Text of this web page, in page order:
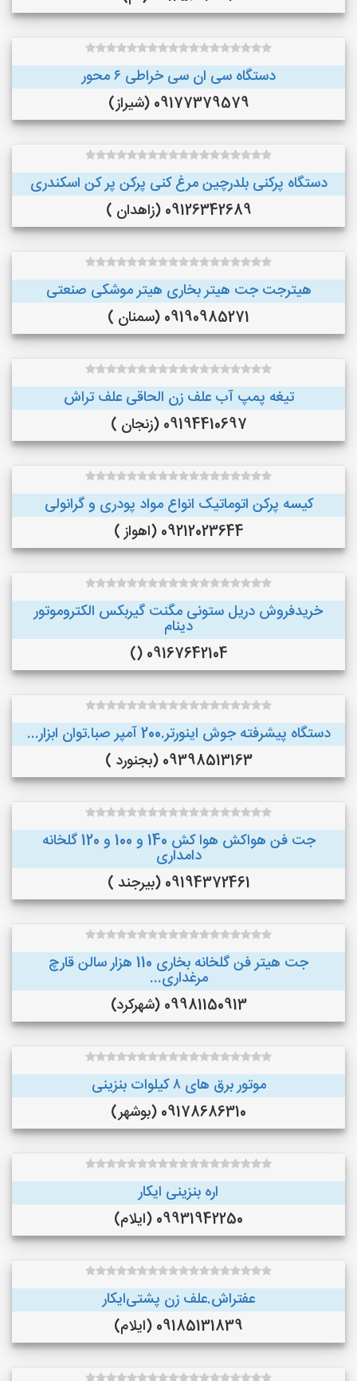
دستگاه سی ان سی خراطی ۶ محور
09177379579 (شیراز)
دستگاه پرکنی بلدرچین مرغ کنی پرکن پر کن اسکندری
09126342689 (زاهدان )
هیترجت جت هیتر بخاری هیتر موشکی صنعتی
09190985271 (سمنان )
تیغه پمپ آب علف زن الحاقی علف تراش
09194410697 (زنجان )
کیسه پرکن اتوماتیک انواع مواد پودری و گرانولی
09212023644 (اهواز )
خریدفروش دریل ستونی مگنت گیربکس الکتروموتور
دینام
09167642104 ()
دستگاه پیشرفته جوش اینورتر.200 آمپر صبا.توان ابزار...
09398513163 (بجنورد )
جت فن هواکش هوا کش 140 و 100 و 120 گلخانه
دامداری
09194372461 (بیرجند )
جت هیتر فن گلخانه بخاری 110 هزار سالن قارچ
مرغداری...
09981150913 (شهرکرد)
موتور برق های ٨ کیلوات بنزینی
09178686310 (بوشهر)
اره بنزینی ایکار
09931942250 (ایلام)
عفتراش.علف زن پشتی‌ایکار
09185131839 (ایلام)